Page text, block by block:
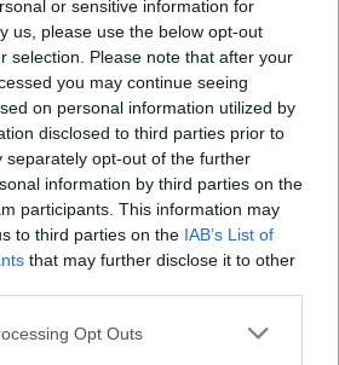
or sensitive information for
us, please use the below opt-out
selection. Please note that after your
you may continue seeing
on personal information utilized by
disclosed to third parties prior to
separately opt-out of the further
information by third parties on the
participants. This information may
to third parties on the IAB’s List of
that may further disclose it to other
Opt Outs
züchten, pro Zucht gibt es 2 Drop